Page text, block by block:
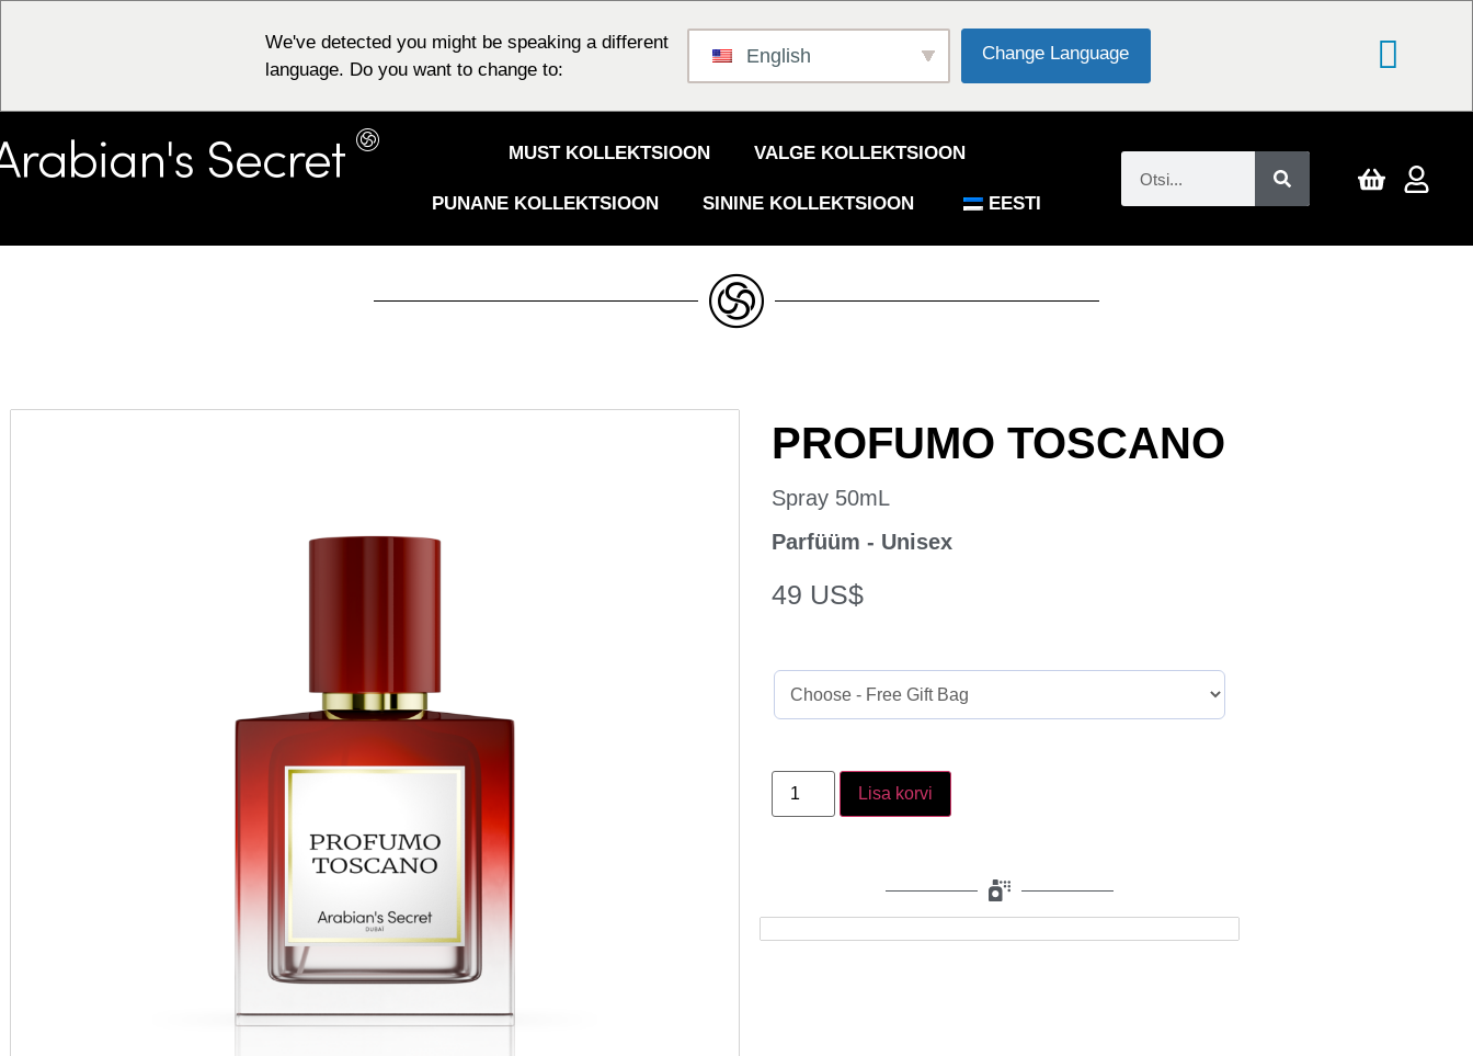
We've detected you might be speaking a different
language. Do you want to change to:
English Change Language
MUST KOLLEKTSIOON VALGE KOLLEKTSIOON
PUNANE KOLLEKTSIOON SININE KOLLEKTSIOON EESTI
PROFUMO TOSCANO
Spray 50mL
Parfüüm - Unisex
49 US$
Lisa korvi